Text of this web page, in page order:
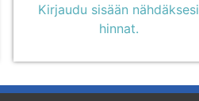
Kirjaudu sisään nähdäksesi
hinnat.